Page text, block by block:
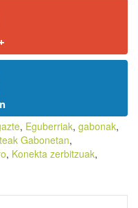
, Eguberriak, gabonak,
Gabonetan,
, Konekta zerbitzuak,